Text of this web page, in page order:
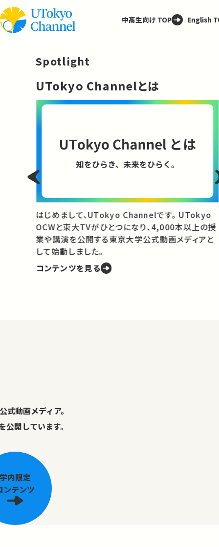
中高生向け TOP English
Spotlight
UTokyo Channelとは
はじめまして、UTokyo Channelです。 UTokyo
OCWと東大TVがひとつになり、4,000本以上の授
業や講演を公開する東京大学公式動画メディアと
して始動しました。
コンテンツを見る
式動画メディア。
開しています。
学内限定
ンテンツ